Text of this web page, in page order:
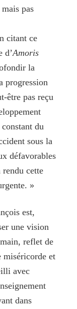
pas
citant ce
d’Amoris
la
progression
être pas reçu
du
sous la
défavorables
rendu cette
»
est,
une vision
reflet de
et
avec
dans